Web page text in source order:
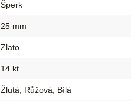
Šperk
25 mm
Zlato
14 kt
Žlutá Růžová Bílá